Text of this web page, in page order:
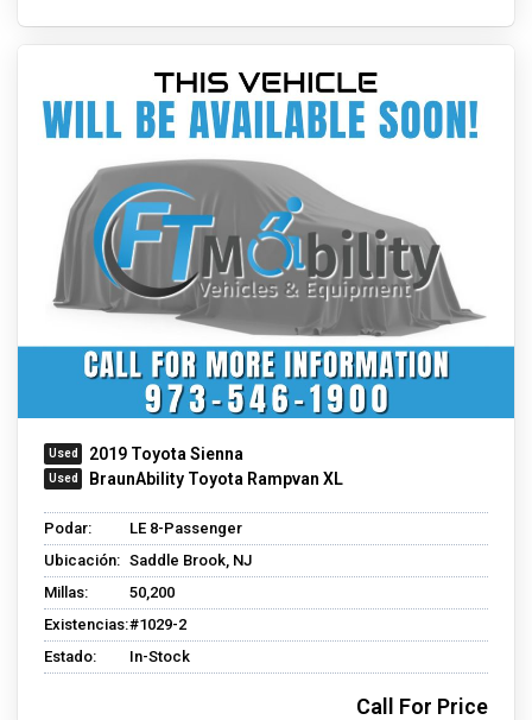
2019 Toyota Sienna
BraunAbility Toyota Rampvan XL
Podar:
LE 8-Passenger
Ubicación: Saddle Brook, NJ
Millas:
50,200
Existencias:#1029-2
Estado:
In-Stock
Call For Price